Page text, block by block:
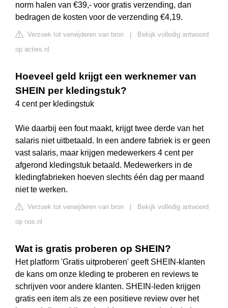
norm halen van €39,- voor gratis verzending, dan
bedragen de kosten voor de verzending €4,19.
Verzoek tot verwijderen van bron
Bekijk volledig antwoord
op acties.nl
Hoeveel geld krijgt een werknemer van
SHEIN per kledingstuk?
4 cent per kledingstuk
Wie daarbij een fout maakt, krijgt twee derde van het
salaris niet uitbetaald. In een andere fabriek is er geen
vast salaris, maar krijgen medewerkers 4 cent per
afgerond kledingstuk betaald. Medewerkers in de
kledingfabrieken hoeven slechts één dag per maand
niet te werken.
Verzoek tot verwijderen van bron
Bekijk volledig antwoord
op nos.nl
Wat is gratis proberen op SHEIN?
Het platform 'Gratis uitproberen' geeft SHEIN-klanten
de kans om onze kleding te proberen en reviews te
schrijven voor andere klanten. SHEIN-leden krijgen
gratis een item als ze een positieve review over het